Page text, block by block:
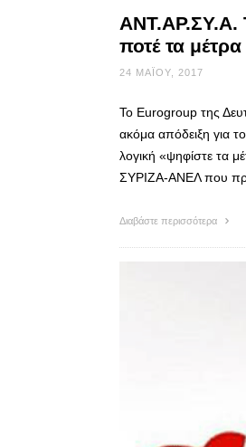
ΑΝΤ.ΑΡ.ΣΥ.Α.
ποτέ τα μέτρα
24 ΜΑΪ́ΟΥ, 2017
Το Eurogroup της
ακόμα απόδειξη για
λογική «ψηφίστε τα
ΣΥΡΙΖΑ-ΑΝΕΛ που
Διαβάστε περισσότερα